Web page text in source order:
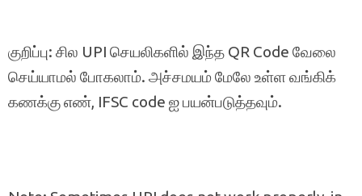
குறிப்பு: சில UPI செயலிகளில் இந்த QR Code வேலை
செய்யாமல் போகலாம். அச்சமயம் மேலே உள்ள வங்கிக்
கணக்கு எண், IFSC code ஐ பயன்படுத்தவும்.